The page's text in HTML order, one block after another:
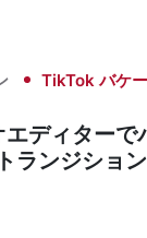
TikTok バケ
ディターで
ランジション